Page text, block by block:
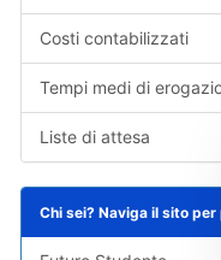
Costi contabilizzati
Tempi medi di
Liste di attesa
Chi sei? Naviga il sito